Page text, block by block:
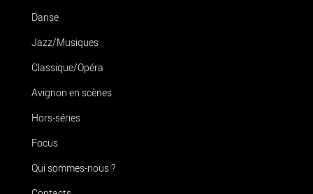
Danse
Jazz/Musiques
Classique/Opéra
Avignon en scènes
Hors-séries
Focus
Qui sommes-nous ?